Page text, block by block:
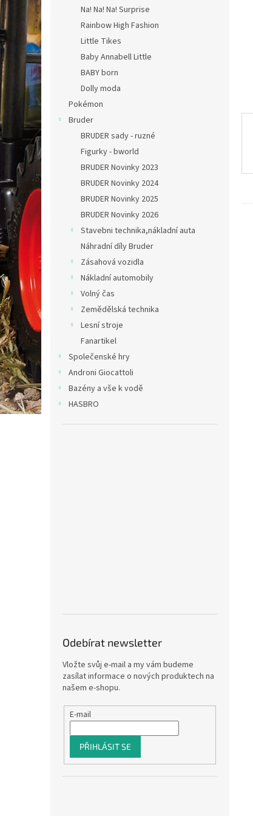
Na! Na! Na! Surprise
Rainbow High Fashion
Little Tikes
Baby Annabell Little
BABY born
Dolly moda
Pokémon
Bruder
BRUDER sady - ruzné
Figurky - bworld
BRUDER Novinky 2023
BRUDER Novinky 2024
BRUDER Novinky 2025
BRUDER Novinky 2026
Stavebni technika,nákladní auta
Náhradní díly Bruder
Zásahová vozidla
Nákladní automobily
Volný čas
Zemědělská technika
Lesní stroje
Fanartikel
Společenské hry
Androni Giocattoli
Bazény a vše k vodě
HASBRO
Odebírat newsletter
Vložte svůj e-mail a my vám budeme
zasílat informace o nových produktech na
našem e-shopu.
E-mail
PŘIHLÁSIT SE